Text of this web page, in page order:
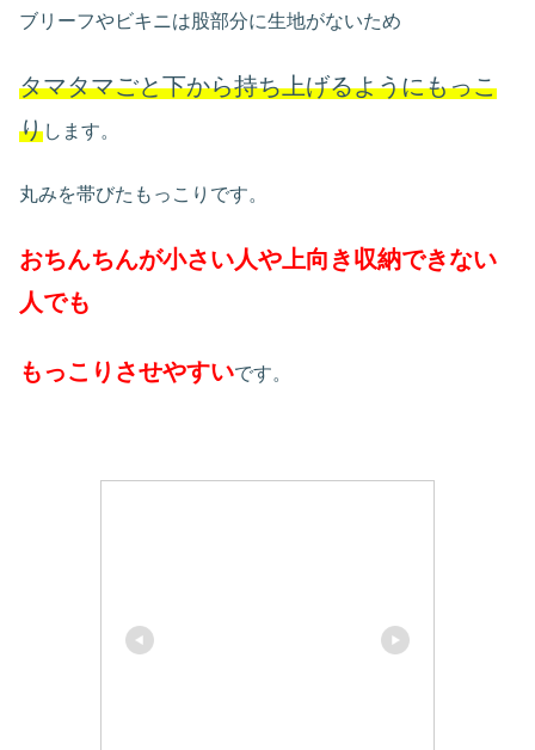
ブリーフやビキニは股部分に生地がないため
タマタマごと下から持ち上げるようにもっこ
りします。
丸みを帯びたもっこりです。
おちんちんが小さい人や上向き収納できない
人でも
もっこりさせやすいです。